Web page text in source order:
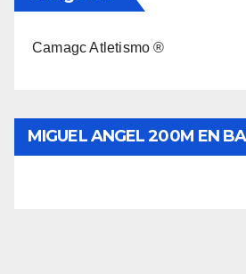
Camagc Atletismo ®
MIGUEL ANGEL 200M EN